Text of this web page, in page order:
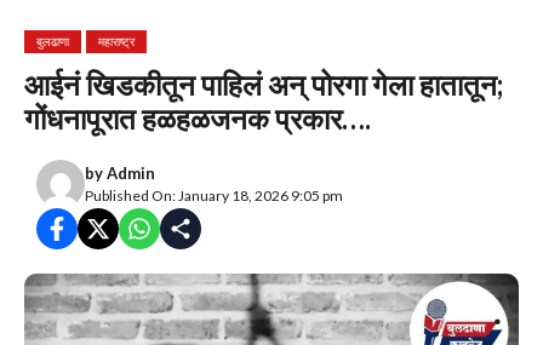
बुलढाणा महाराष्ट्र
आईनं खिडकीतून पाहिलं अन् पोरगा गेला हातातून;
गोंधनापूरात हळहळजनक प्रकार….
byAdmin
Published On: January 18, 2026 9:05 pm